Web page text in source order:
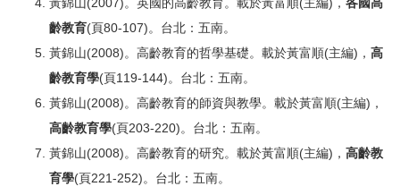
齡教育(頁80-107)。台北：五南。
黃錦山(2008)。高齡教育的哲學基礎。載於黃富順(主編)， 高
齡教育學(頁119-144)。台北：五南。
黃錦山(2008)。高齡教育的師資與教學。載於黃富順(主編)，
高齡教育學(頁203-220)。台北：五南。
黃錦山(2008)。高齡教育的研究。載於黃富順(主編)， 高齡教
育學(頁221-252)。台北：五南。